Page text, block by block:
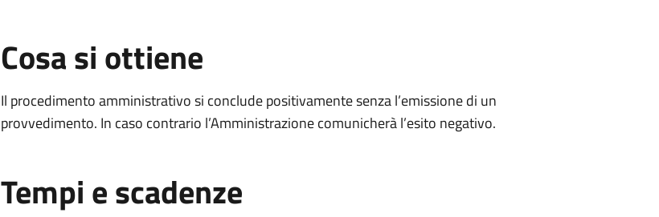
Cosa si ottiene
Il procedimento amministrativo si conclude positivamente senza l’emissione di un
provvedimento. In caso contrario l’Amministrazione comunicherà l’esito negativo.
Tempi e scadenze